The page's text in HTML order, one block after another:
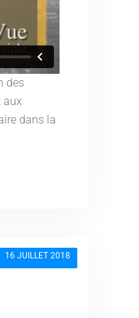
des
aux
dans la
16 JUILLET 2018